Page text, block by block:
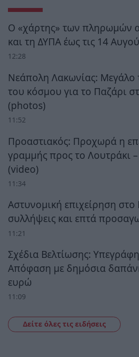
Ο «χάρτης» των πληρωμών
και τη ΔΥΠΑ έως τις 14
12:28
Νεάπολη Λακωνίας: Μεγάλο
του κόσμου για το Παζάρι
(photos)
11:52
Προαστιακός: Προχωρά η
γραμμής προς το Λουτράκι
(video)
11:34
Αστυνομική επιχείρηση στο
συλλήψεις και επτά
11:21
Σχέδια Βελτίωσης:
Απόφαση με δημόσια
ευρώ
11:09
Δείτε όλες τις ειδήσεις